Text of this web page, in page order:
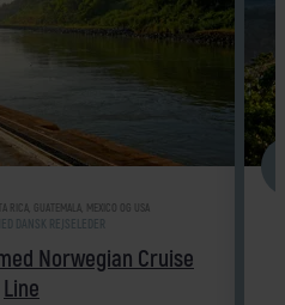
Norwegian Cruise
Line
RICA, GUATEMALA, MEXICO OG USA
DANSK REJSELEDER